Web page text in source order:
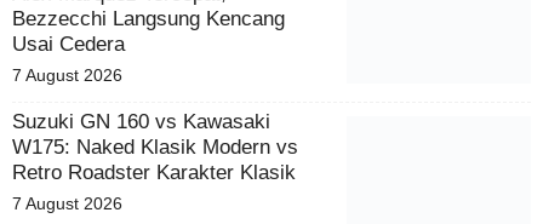
Bezzecchi Langsung Kencang
Usai Cedera
7 August 2026
Suzuki GN 160 vs Kawasaki
W175: Naked Klasik Modern vs
Retro Roadster Karakter Klasik
7 August 2026